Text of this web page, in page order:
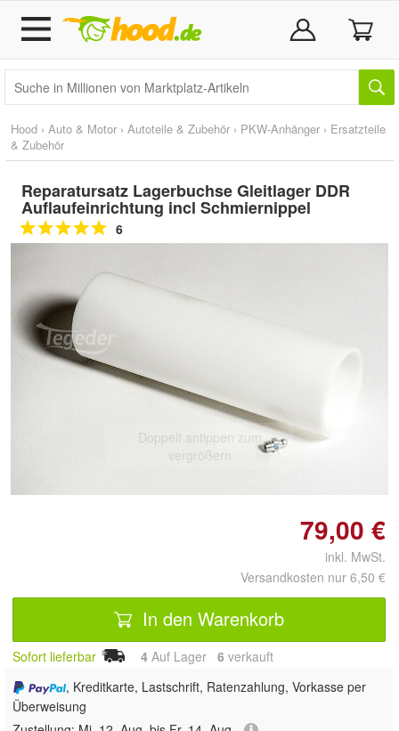
Hood › Auto & Motor › Autoteile & Zubehör › PKW-Anhänger › Ersatzteile
& Zubehör
Reparatursatz Lagerbuchse Gleitlager DDR
Auflaufeinrichtung incl Schmiernippel
6
Doppelt antippen zum
vergrößern
79,00 €
inkl. MwSt.
Versandkosten nur 6,50 €
In den Warenkorb
Sofort lieferbar 4 Auf Lager 6 verkauft
, Kreditkarte, Lastschrift, Ratenzahlung, Vorkasse per
Überweisung